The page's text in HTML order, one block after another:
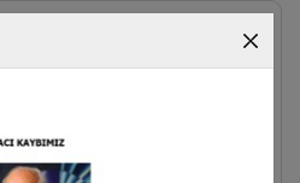
segura en amplios rangos de